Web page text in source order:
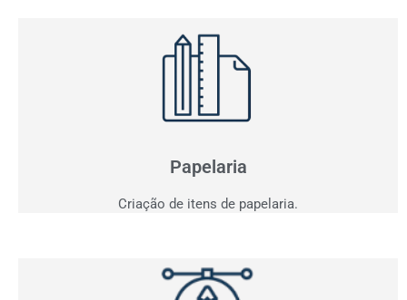
Papelaria
Criação de itens de papelaria.
Não basta ser bom. Precisa mostrar que é!